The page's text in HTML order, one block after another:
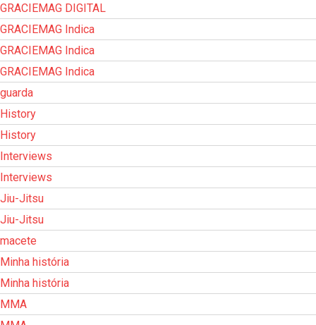
GRACIEMAG DIGITAL
GRACIEMAG Indica
GRACIEMAG Indica
GRACIEMAG Indica
guarda
History
History
Interviews
Interviews
Jiu-Jitsu
Jiu-Jitsu
macete
Minha história
Minha história
MMA